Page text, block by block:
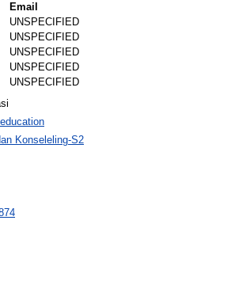
Email
UNSPECIFIED
UNSPECIFIED
UNSPECIFIED
UNSPECIFIED
UNSPECIFIED
Konseleling-S2